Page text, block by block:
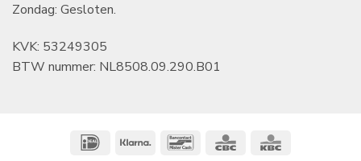
Zondag: Gesloten.
KVK: 53249305
BTW nummer: NL8508.09.290.B01
IDeal Klarna BancontactCBC